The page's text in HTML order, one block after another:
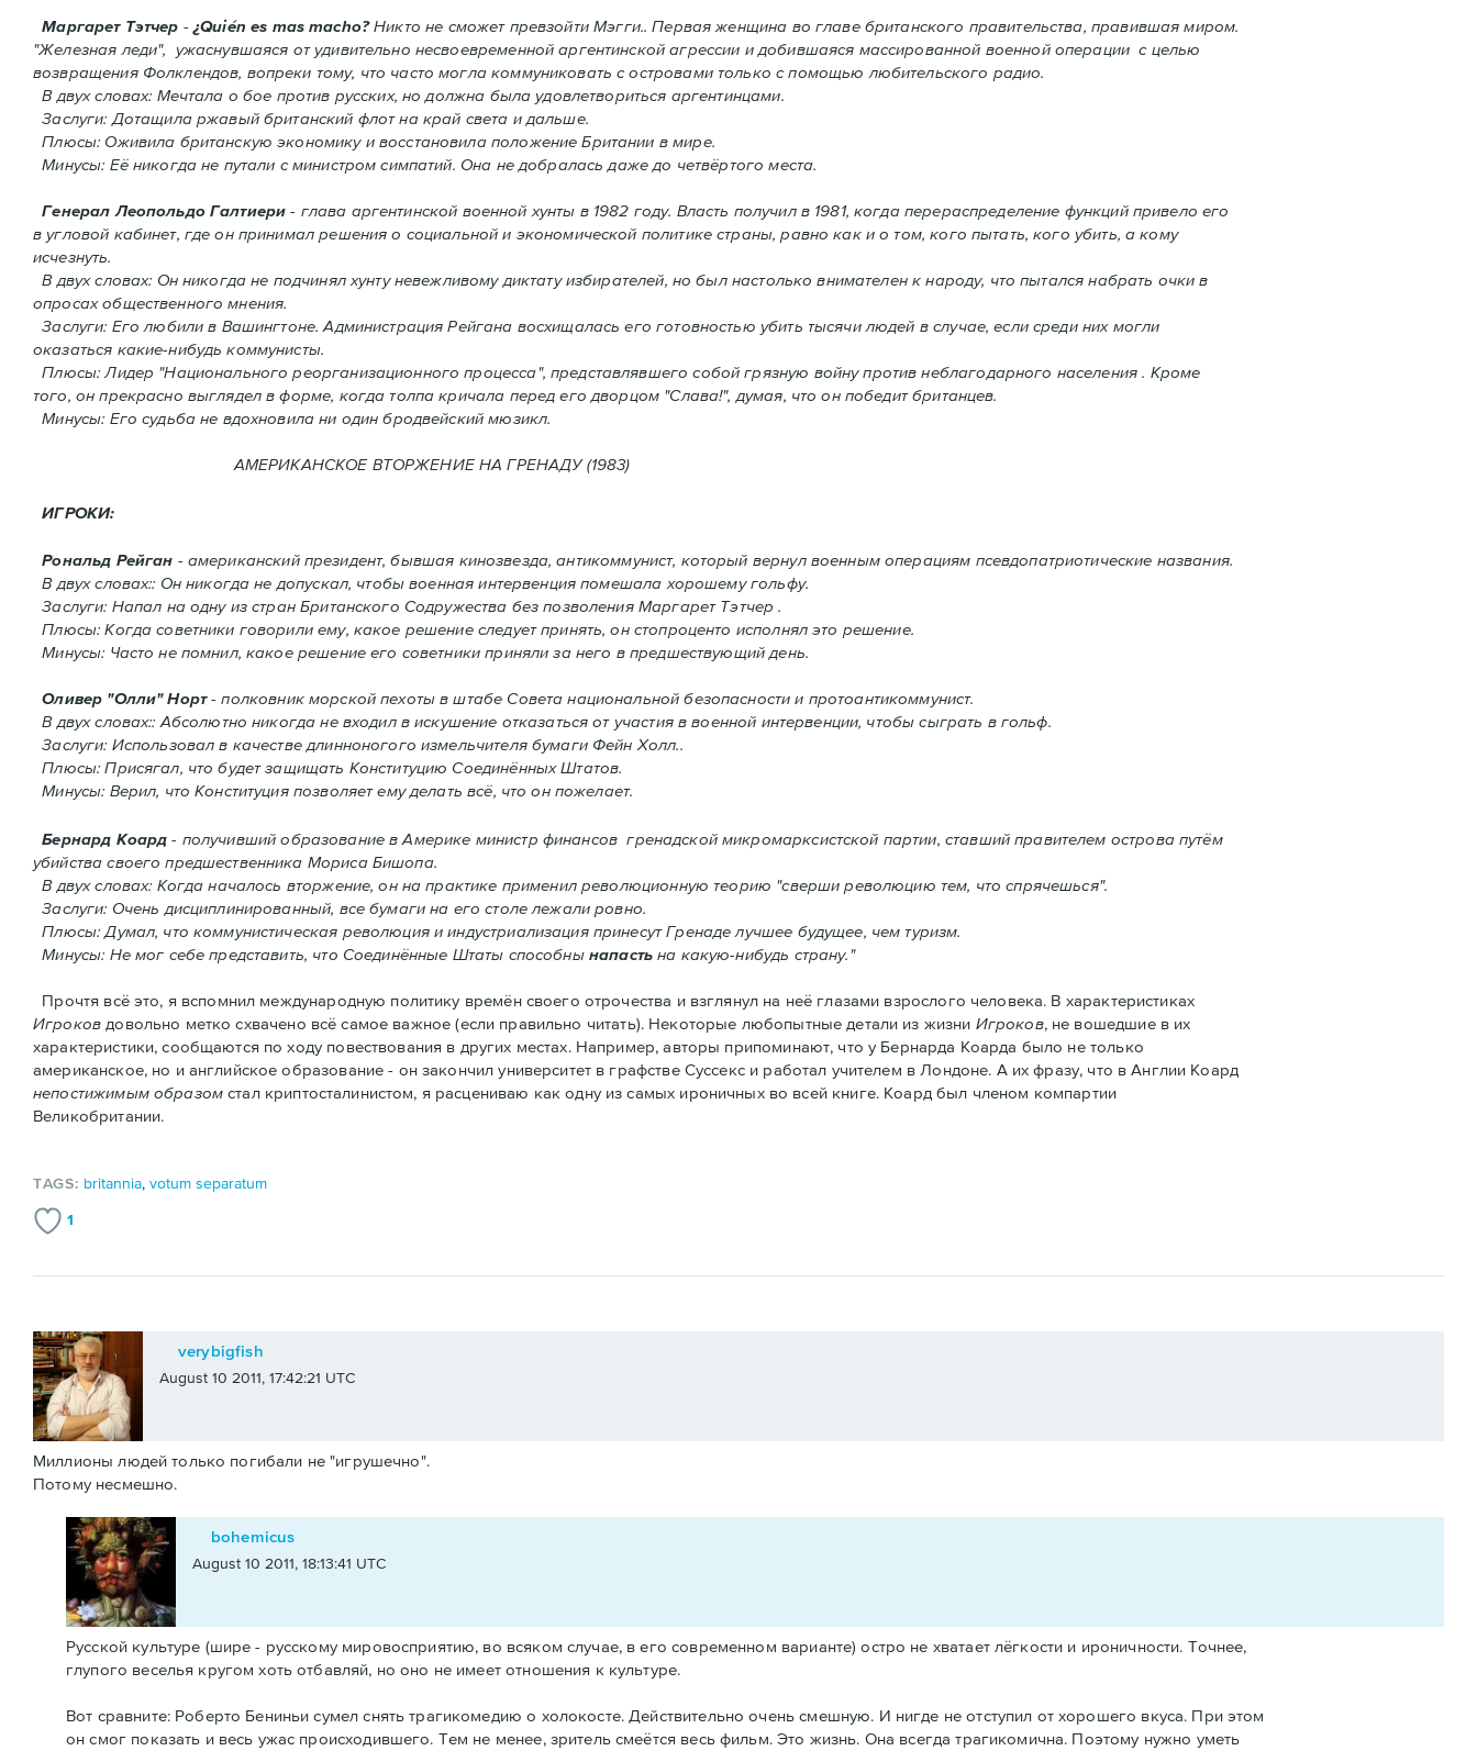
Маргарет Тэтчер -¿Quién es mas macho?Никто не сможет превзойти Мэгги.. Первая женщина во главе британского правительства, правившая миром.
"Железная леди", ужаснувшаяся от удивительно несвоевременной аргентинской агрессии и добившаяся массированной военной операции с целью
возвращения Фолклендов, вопреки тому, что часто могла коммуниковать с островами только с помощью любительского радио.
В двух словах: Мечтала о бое против русских, но должна была удовлетвориться аргентинцами.
Заслуги: Дотащила ржавый британский флот на край света и дальше.
Плюсы: Оживила британскую экономику и восстановила положение Британии в мире.
Минусы: Её никогда не путали с министром симпатий. Oнa не добралась даже до четвёртого места.
Генерал Леопольдо Галтиери - глава аргентинской военной хунты в 1982 году. Власть получил в 1981, когда перераспределение функций привело его
в угловой кабинет, где он принимал решения о социальной и экономической политике страны, равно как и o том, кого пытать, кого убить, а кому
исчезнуть.
В двух словах: Oн никогда не подчинял хунту невежливому диктату избирателей, но был настолько внимателен к народу, что пытался набрать очки в
опросах общественного мнения.
Заслуги: Его любили в Вашингтоне. Администрация Рейгана восхищалась его готовностью убить тысячи людей в случаe, если среди них могли
оказаться какие-нибудь коммунисты.
Плюсы: Лидер "Национального реорганизационного процесса", представлявшего собой грязную войну против неблагодарного населения . Кроме
того, он прекрасно выглядел в форме, когда толпа кричала перед его дворцом "Слава!", думая, что он победит британцев.
Минусы: Его судьба не вдохновила ни один бродвейский мюзикл.
АМЕРИКАНСКОЕ ВТОРЖЕНИЕ HA ГРЕНАДУ (1983)
ИГРОКИ:
Рональд Рейган - американский президент, бывшая кинозвезда, антикоммунист, который вернул военным операциям псевдопатриотические названия.
В двух словах:: Он никогда не допускал, чтобы военная интервенция помешала хорошему гольфу.
Заслуги: Напал на одну из стран Британского Содружества без позволения Mаргарет Тэтчер .
Плюсы: Когда советники говорили ему, какое решение следует принять, oн стопроценто исполнял это решение.
Минусы: Часто не помнил, какое решение его советники приняли за него в предшествующий день.
Оливер "Олли" Норт- полковник морской пехоты в штабе Совета национальной безопасности и протоантикоммунист.
В двух словах:: Абсолютно никогда не входил в искушение отказаться от участия в военной интервенции, чтобы сыграть в гольф.
Заслуги: Использовал в качестве длинноногого измельчителя бумаги Фейн Холл..
Плюсы: Присягал, что будет защищать Конституцию Соединённых Штатов.
Минусы: Верил, что Конституция позволяет ему делать всё, что он пожелает.
Бернард Коард- получивший образование в Америке министр финансов гренадской микромарксистской партии, ставший правителем острова путём
убийства своего предшественника Мориса Бишопа.
В двух словах: Когда началось вторжение, oн на практике применил революционную теорию "сверши революцию тем, что спрячешься".
Заслуги: Очень дисциплинированный, все бумаги на его столе лежали ровно.
Плюсы: Думал, что коммунистическая революция и индустриализация принесут Гренадe лучшее будущее, чем туризм.
Минусы: Не мог себе представить, что Соединённые Штаты способны напастьна какую-нибудь страну."
Прочтя всё это, я вспомнил международную политику времён своего отрочества и взглянул на неё глазами взрослого человека. В характеристиках
Игроков довольно метко схвачено всё самое важное (если правильно читать). Некоторые любопытные детали из жизни Игроков, не вошедшие в их
характеристики, сообщаются по ходу повествования в других местах. Например, авторы припоминают, что у Бернарда Коарда было не только
американское, но и английское образование - он закончил университет в графстве Суссекс и работал учителем в Лондоне. А их фразу, что в Англии Коард
непостижимым образом стал криптосталинистом, я расцениваю как одну из самых ироничных во всей книге. Коард был членом компартии
Великобритании.
TAGS: britannia,votum separatum
1
verybigfish
August 10 2011, 17:42:21 UTC
Миллионы людей только погибали не "игрушечно".
Потому несмешно.
bohemicus
August 10 2011, 18:13:41 UTC
Русской культуре (шире - русскому мировосприятию, во всяком случае, в его современном варианте) остро не хватает лёгкости и ироничности. Точнее,
глупого веселья кругом хоть отбавляй, но оно не имеет отношения к культуре.
Вот сравните: Роберто Бениньи сумел снять трагикомедию о холокосте. Действительно очень смешную. И нигде не отступил от хорошего вкуса. При этом
он смог показать и весь ужас происходившего. Тем не менее, зритель смеётся весь фильм. Это жизнь. Она всегда трагикомична. Поэтому нужно уметь